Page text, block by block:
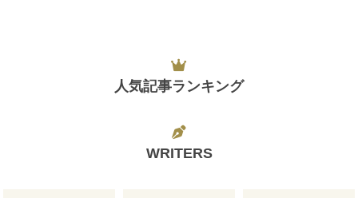
人気記事ランキング
WRITERS